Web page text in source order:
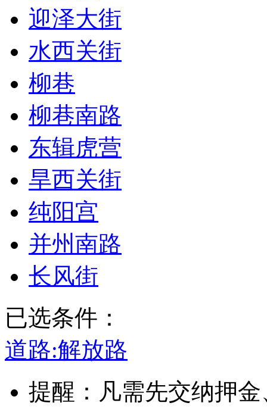
迎泽大街
水西关街
柳巷
柳巷南路
东辑虎营
旱西关街
纯阳宫
并州南路
长风街
已选条件：
道路:解放路
提醒：凡需先交纳押